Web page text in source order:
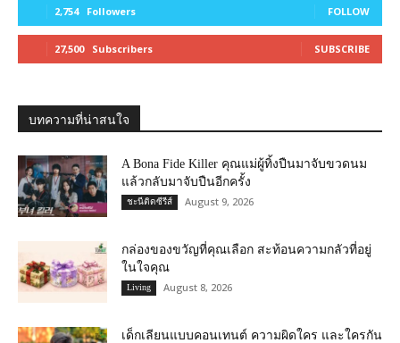
2,754 Followers FOLLOW
27,500 Subscribers SUBSCRIBE
บทความที่น่าสนใจ
A Bona Fide Killer คุณแม่ผู้ทิ้งปืนมาจับขวดนม
แล้วกลับมาจับปืนอีกครั้ง
ชะนีติดซีรีส์ August 9, 2026
กล่องของขวัญที่คุณเลือก สะท้อนความกลัวที่อยู่
ในใจคุณ
Living August 8, 2026
เด็กเลียนแบบคอนเทนต์ ความผิดใคร และใครกัน